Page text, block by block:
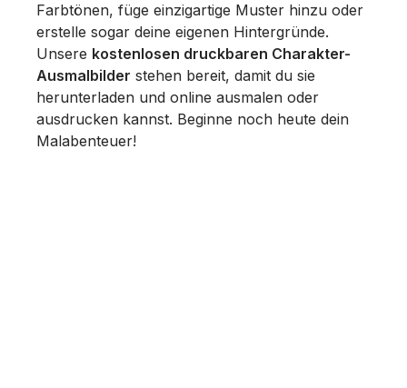
Farbtönen, füge einzigartige Muster hinzu oder
erstelle sogar deine eigenen Hintergründe.
Unsere kostenlosen druckbaren Charakter-
Ausmalbilder stehen bereit, damit du sie
herunterladen und online ausmalen oder
ausdrucken kannst. Beginne noch heute dein
Malabenteuer!